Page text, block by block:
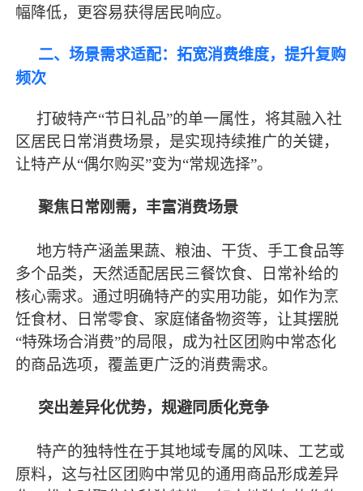
幅降低，更容易获得居民响应。
二、场景需求适配：拓宽消费维度，提升复购
频次
打破特产“节日礼品”的单一属性，将其融入社
区居民日常消费场景，是实现持续推广的关键，
让特产从“偶尔购买”变为“常规选择”。
聚焦日常刚需，丰富消费场景
地方特产涵盖果蔬、粮油、干货、手工食品等
多个品类，天然适配居民三餐饮食、日常补给的
核心需求。通过明确特产的实用功能，如作为烹
饪食材、日常零食、家庭储备物资等，让其摆脱
“特殊场合消费”的局限，成为社区团购中常态化
的商品选项，覆盖更广泛的消费需求。
突出差异化优势，规避同质化竞争
特产的独特性在于其地域专属的风味、工艺或
原料，这与社区团购中常见的通用商品形成差异